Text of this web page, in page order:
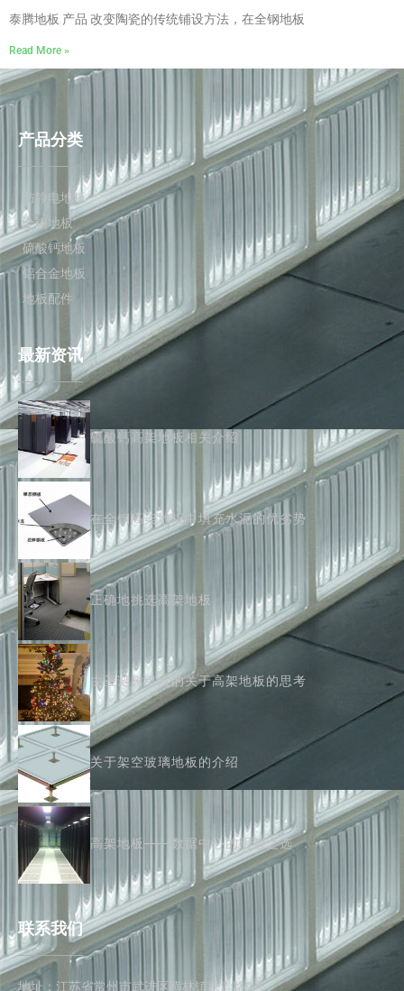
泰腾地板 产品 改变陶瓷的传统铺设方法，在全钢地板
Read More »
产品分类
防静电地板
全钢地板
硫酸钙地板
铝合金地板
地板配件
最新资讯
硫酸钙高架地板相关介绍
在全钢高架地板中填充水泥的优劣势
正确地挑选高架地板
由圣诞树引发的关于高架地板的思考
关于架空玻璃地板的介绍
高架地板——数据中心的明智之选
联系我们
地址：江苏省常州市武进区横林镇武青路9号